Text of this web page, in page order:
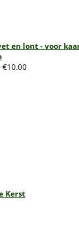
en lont - voor
€10.00
Kerst